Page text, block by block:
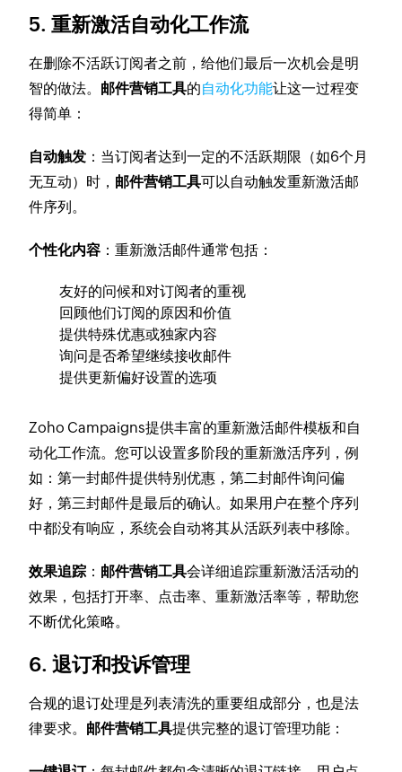
5. 重新激活自动化工作流
在删除不活跃订阅者之前，给他们最后一次机会是明
智的做法。 邮件营销工具的自动化功能让这一过程变
得简单：
自动触发 ：当订阅者达到一定的不活跃期限（如6个月
无互动）时， 邮件营销工具可以自动触发重新激活邮
件序列。
个性化内容 ：重新激活邮件通常包括：
友好的问候和对订阅者的重视
回顾他们订阅的原因和价值
提供特殊优惠或独家内容
询问是否希望继续接收邮件
提供更新偏好设置的选项
Zoho Campaigns提供丰富的重新激活邮件模板和自
动化工作流。您可以设置多阶段的重新激活序列，例
如：第一封邮件提供特别优惠，第二封邮件询问偏
好，第三封邮件是最后的确认。如果用户在整个序列
中都没有响应，系统会自动将其从活跃列表中移除。
效果追踪 ： 邮件营销工具会详细追踪重新激活活动的
效果，包括打开率、点击率、重新激活率等，帮助您
不断优化策略。
6. 退订和投诉管理
合规的退订处理是列表清洗的重要组成部分，也是法
律要求。 邮件营销工具提供完整的退订管理功能：